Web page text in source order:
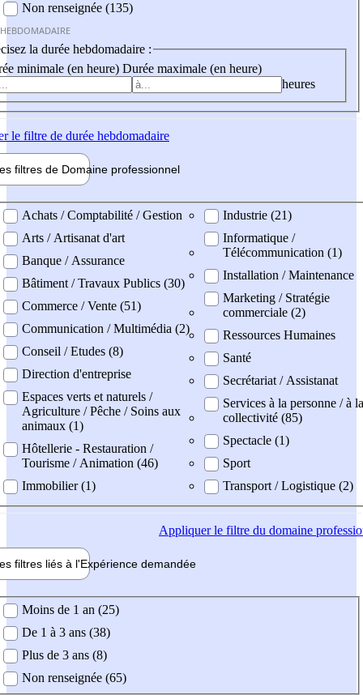
Non renseignée (135)
la durée hebdomadaire :
minimale (en heure) Durée maximale (en heure)
heures
le filtre de durée hebdomadaire
filtres de Domaine professionnel
professionel
Achats / Comptabilité / Gestion
Arts / Artisanat d'art
Banque / Assurance
Bâtiment / Travaux Publics (30)
Commerce / Vente (51)
Communication / Multimédia (2)
Conseil / Etudes (8)
Direction d'entreprise
Espaces verts et naturels /
Agriculture / Pêche / Soins aux
animaux (1)
Hôtellerie - Restauration /
Tourisme / Animation (46)
Immobilier (1)
Industrie (21)
Informatique /
Télécommunication (1)
Installation / Maintenance
Marketing / Stratégie
commerciale (2)
Ressources Humaines
Santé
Secrétariat / Assistanat
Services à la personne / à la
collectivité (85)
Spectacle (1)
Sport
Transport / Logistique (2)
Appliquerle filtre du domaine
filtres liés à l'Expérience demandée
demandée
Moins de 1 an (25)
De 1 à 3 ans (38)
Plus de 3 ans (8)
Non renseignée (65)